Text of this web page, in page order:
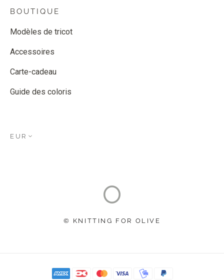
BOUTIQUE
Modèles de tricot
Accessoires
Carte-cadeau
Guide des coloris
EUR
© KNITTING FOR OLIVE